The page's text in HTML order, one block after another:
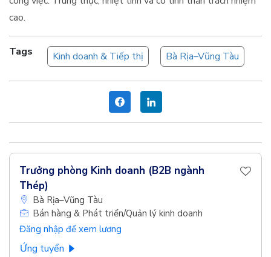
cao.
Tags Kinh doanh & Tiếp thị Bà Rịa–Vũng Tàu
Trưởng phòng Kinh doanh (B2B ngành
Thép)
Bà Rịa–Vũng Tàu
Bán hàng & Phát triển/Quản lý kinh doanh
Đăng nhập để xem lương
Ứng tuyển